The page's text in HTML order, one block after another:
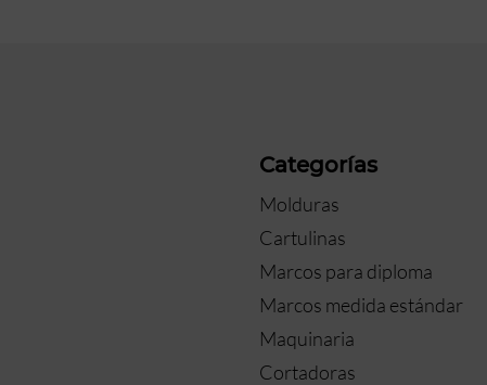
Categorías
Molduras
Cartulinas
Marcos para diploma
Marcos medida estándar
Maquinaria
Cortadoras